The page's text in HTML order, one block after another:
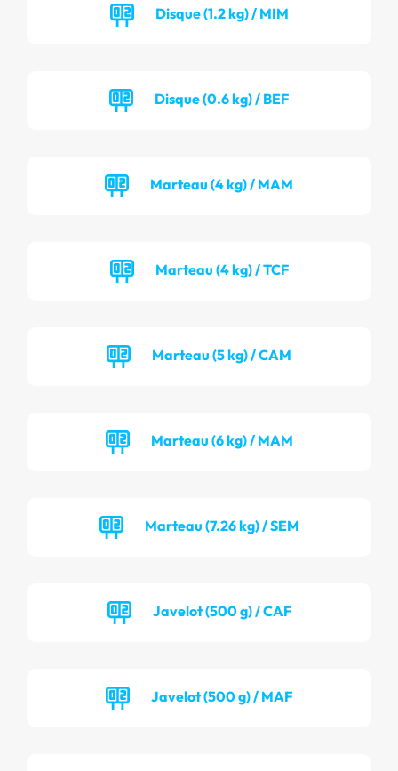
Disque (1.2 kg) / MIM
Disque (0.6 kg) / BEF
Marteau (4 kg) / MAM
Marteau (4 kg) / TCF
Marteau (5 kg) / CAM
Marteau (6 kg) / MAM
Marteau (7.26 kg) / SEM
Javelot (500 g) / CAF
Javelot (500 g) / MAF